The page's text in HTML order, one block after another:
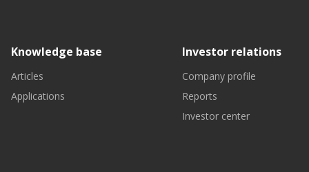
Knowledge base
Articles
Applications
Investor relations
Company profile
Reports
Investor center